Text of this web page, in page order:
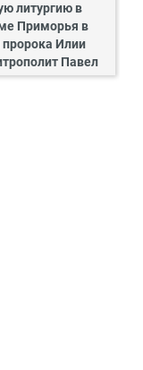
литургию в
Приморья в
Илии
Павел